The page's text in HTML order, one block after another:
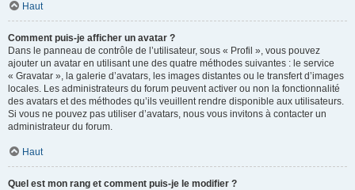
Haut
Comment puis-je afficher un avatar ?
Dans le panneau de contrôle de l’utilisateur, sous « Profil », vous pouvez
ajouter un avatar en utilisant une des quatre méthodes suivantes : le service
« Gravatar », la galerie d’avatars, les images distantes ou le transfert d’images
locales. Les administrateurs du forum peuvent activer ou non la fonctionnalité
des avatars et des méthodes qu’ils veuillent rendre disponible aux utilisateurs.
Si vous ne pouvez pas utiliser d’avatars, nous vous invitons à contacter un
administrateur du forum.
Haut
Quel est mon rang et comment puis-je le modifier ?